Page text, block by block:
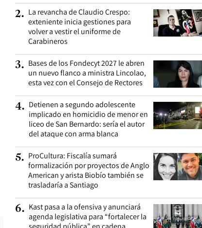
2. La revancha de Claudio Crespo:
exteniente inicia gestiones para
volver a vestir el uniforme de
Carabineros
3. Bases de los Fondecyt 2027 le abren
un nuevo flanco a ministra Lincolao,
esta vez con el Consejo de Rectores
4. Detienen a segundo adolescente
implicado en homicidio de menor en
liceo de San Bernardo: sería el autor
del ataque con arma blanca
5. ProCultura: Fiscalía sumará
formalización por proyectos de Anglo
American y arista Biobío también se
trasladaría a Santiago
6. Kast pasa a la ofensiva y anunciará
agenda legislativa para “fortalecer la